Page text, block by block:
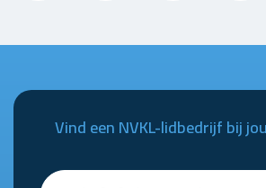
Vind een NVKL-lidbedrijf bij